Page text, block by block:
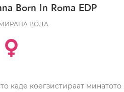
Born In Roma EDP
ВОДА
каде коегзистираат минатото